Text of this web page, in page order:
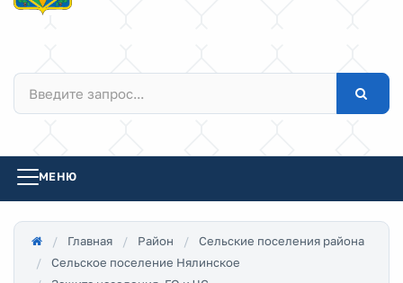
МЕНЮ
Главная Район
Сельские поселения района
Сельское поселение Нялинское